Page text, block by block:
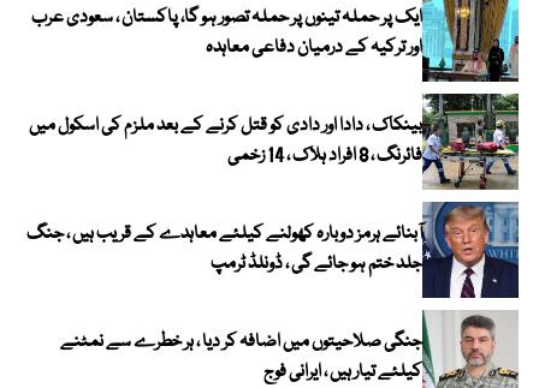
ایک پر حملہ تینوں پر حملہ تصور ہو گا، پاکستان ، سعودی عرب
اور ترکیہ کے درمیان دفاعی معاہدہ
بینکاک ، دادا اور دادی کو قتل کرنے کے بعد ملزم کی اسکول میں
فائرنگ ، 8 افراد ہلاک ، 14 زخمی
آبنائے ہرمز دوبارہ کھولنے کیلئے معاہدے کے قریب ہیں ، جنگ
جلد ختم ہو جائے گی ، ڈونلڈ ٹرمپ
جنگی صلاحیتوں میں اضافہ کر دیا ، ہر خطرے سے نمٹنے
کیلئے تیار ہیں ، ایرانی فوج